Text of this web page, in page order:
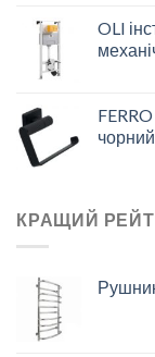
OLI
КРАЩИЙ